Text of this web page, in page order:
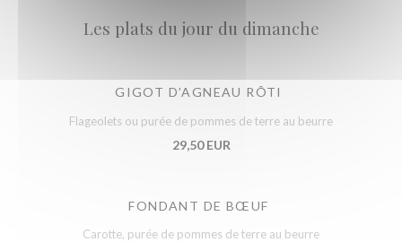
Les plats du jour du dimanche
GIGOT D’AGNEAU RÔTI
Flageolets ou purée de pommes de terre au beurre
29,50 EUR
FONDANT DE BŒUF
Carotte, purée de pommes de terre au beurre